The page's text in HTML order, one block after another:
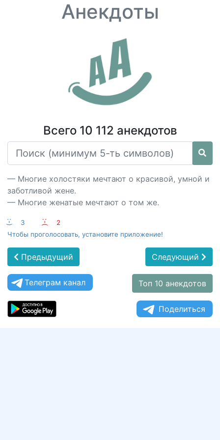
Анекдоты
Всего 10 112 анекдотов
— Многие холостяки мечтают о красивой, умной и
заботливой жене.
— Многие женатые мечтают о том же.
:-) 3 :-(
2
Чтобы проголосовать, установите приложение!
Предыдущий Следующий
Телеграм канал Топ 10 анекдотов
Поделиться